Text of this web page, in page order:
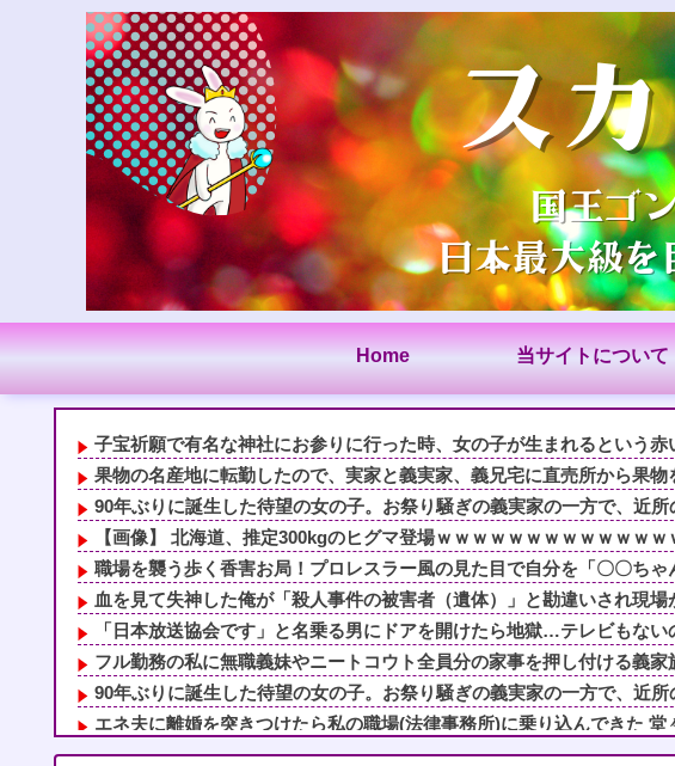
Home 当サイトについて
子宝祈願で有名な神社にお参りに行った時、女の子が生まれるという赤
果物の名産地に転勤したので、実家と義実家、義兄宅に直売所から果物
90年ぶりに誕生した待望の女の子。お祭り騒ぎの義実家の一方で、近所
【画像】 北海道、推定300kgのヒグマ登場ｗｗｗｗｗｗｗｗｗｗｗｗｗ
職場を襲う歩く香害お局！プロレスラー風の見た目で自分を「〇〇ちゃ
血を見て失神した俺が「殺人事件の被害者（遺体）」と勘違いされ現場
「日本放送協会です」と名乗る男にドアを開けたら地獄…テレビもない
フル勤務の私に無職義妹やニートコウト全員分の家事を押し付ける義家
90年ぶりに誕生した待望の女の子。お祭り騒ぎの義実家の一方で、近所
エネ夫に離婚を突きつけたら私の職場(法律事務所)に乗り込んできた 堂
年収1500万の父が退職。父「退職金も渡したよな？」母「貯金なんてな